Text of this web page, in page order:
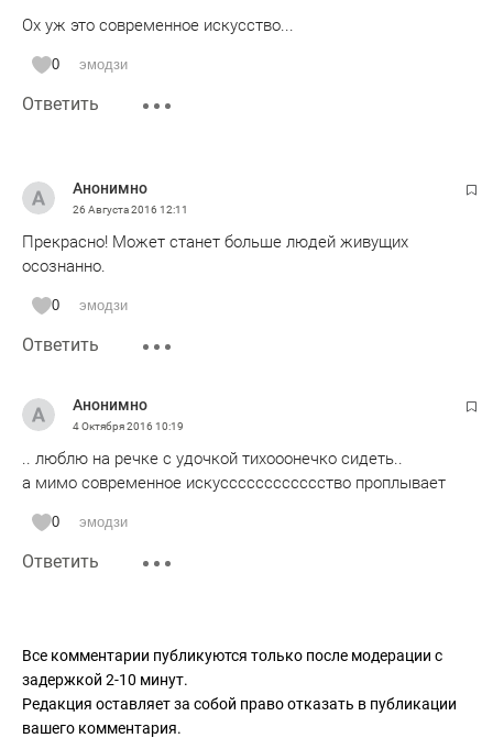
Ох уж это современное искусство...
0 эмодзи
Ответить
Анонимно
26 Августа 2016 12:11
Прекрасно! Может станет больше людей живущих
осознанно.
0 эмодзи
Ответить
Анонимно
4 Октября 2016 10:19
.. люблю на речке с удочкой тихооонечко сидеть..
а мимо современное искусссссссссссство проплывает
0 эмодзи
Ответить
Все комментарии публикуются только после модерации с
задержкой 2-10 минут.
Редакция оставляет за собой право отказать в публикации
вашего комментария.